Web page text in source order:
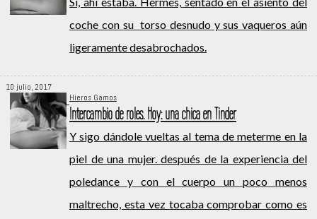
coche con su torso desnudo y sus vaqueros aún
ligeramente desabrochados.
10 julio, 2017
Hieros Gamos
Intercambio de roles. Hoy: una chica en Tinder
Y sigo dándole vueltas al tema de meterme en la
piel de una mujer. después de la experiencia del
poledance y con el cuerpo un poco menos
maltrecho, esta vez tocaba comprobar como es